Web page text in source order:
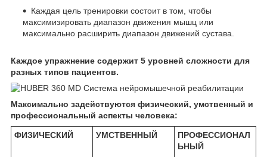
Каждая цель тренировки состоит в том, чтобы
максимизировать диапазон движения мышц или
максимально расширить диапазон движений сустава.
Каждое упражнение содержит 5 уровней сложности для
разных типов пациентов.
Максимально задействуются физический, умственный и
профессиональный аспекты человека:
ФИЗИЧЕСКИЙ УМСТВЕННЫЙ
ПРОФЕССИОНАЛ
ЬНЫЙ